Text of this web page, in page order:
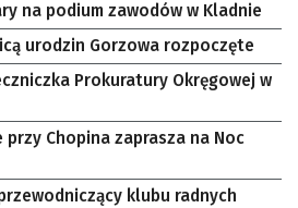
na podium zawodów w Kladnie
urodzin Gorzowa rozpoczęte
Prokuratury Okręgowej w
Chopina zaprasza na Noc
klubu radnych